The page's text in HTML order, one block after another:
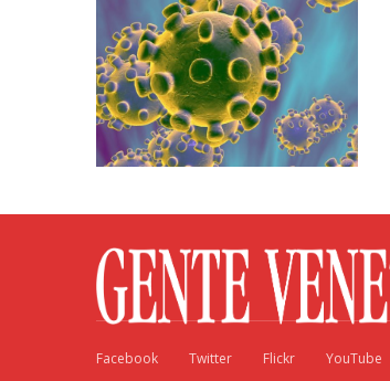
Facebook Twitter Flickr YouTube